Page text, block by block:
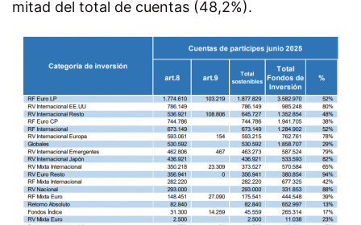
mitad del total de cuentas (48,2%).